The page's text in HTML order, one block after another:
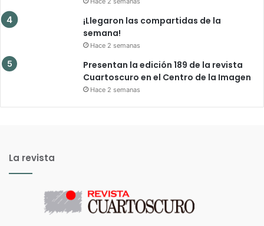
¡Llegaron las compartidas de la
semana!
Hace 2 semanas
Presentan la edición 189 de la revista
Cuartoscuro en el Centro de la Imagen
Hace 2 semanas
La revista